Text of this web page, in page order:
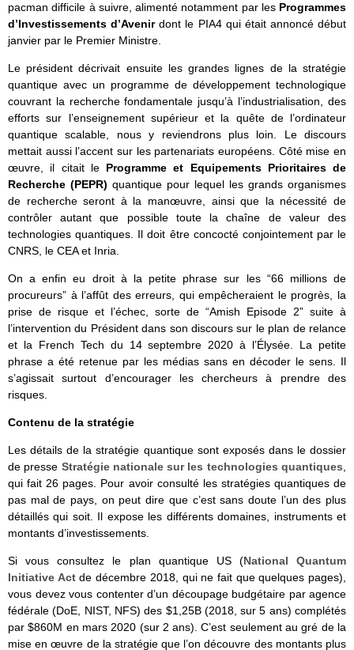
pacman difficile à suivre, alimenté notamment par les Programmes
d’Investissements d’Avenirdont le PIA4 qui était annoncé début
janvier par le Premier Ministre.
Le président décrivait ensuite les grandes lignes de la stratégie
quantique avec un programme de développement technologique
couvrant la recherche fondamentale jusqu’à l’industrialisation, des
efforts sur l’enseignement supérieur et la quête de l’ordinateur
quantique scalable, nous y reviendrons plus loin. Le discours
mettait aussi l’accent sur les partenariats européens. Côté mise en
œuvre, il citait le Programme et Equipements Prioritaires de
Recherche (PEPR) quantique pour lequel les grands organismes
de recherche seront à la manœuvre, ainsi que la nécessité de
contrôler autant que possible toute la chaîne de valeur des
technologies quantiques. Il doit être concocté conjointement par le
CNRS, le CEA et Inria.
On a enfin eu droit à la petite phrase sur les “66 millions de
procureurs” à l’affût des erreurs, qui empêcheraient le progrès, la
prise de risque et l’échec, sorte de “Amish Episode 2” suite à
l’intervention du Président dans son discours sur le plan de relance
et la French Tech du 14 septembre 2020 à l’Élysée. La petite
phrase a été retenue par les médias sans en décoder le sens. Il
s’agissait surtout d’encourager les chercheurs à prendre des
risques.
Contenu de la stratégie
Les détails de la stratégie quantique sont exposés dans le dossier
de presse Stratégie nationale sur les technologies quantiques,
qui fait 26 pages. Pour avoir consulté les stratégies quantiques de
pas mal de pays, on peut dire que c’est sans doute l’un des plus
détaillés qui soit. Il expose les différents domaines, instruments et
montants d’investissements.
Si vous consultez le plan quantique US (National Quantum
Initiative Actde décembre 2018, qui ne fait que quelques pages),
vous devez vous contenter d’un découpage budgétaire par agence
fédérale (DoE, NIST, NFS) des $1,25B (2018, sur 5 ans) complétés
par $860M en mars 2020 (sur 2 ans). C’est seulement au gré de la
mise en œuvre de la stratégie que l’on découvre des montants plus